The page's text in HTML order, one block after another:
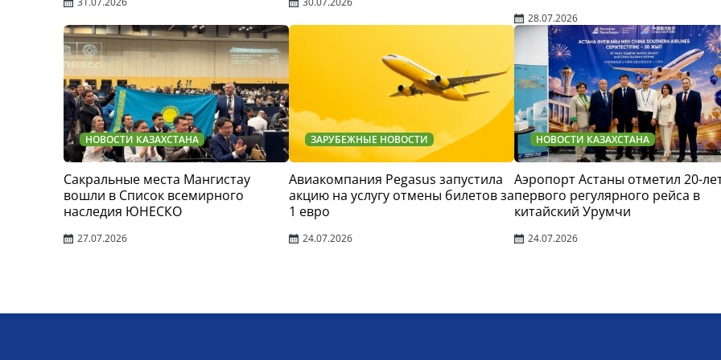
28.07.2026
НОВОСТИ КАЗАХСТАНА
Сакральные места Мангистау
вошли в Список всемирного
наследия ЮНЕСКО
27.07.2026
ЗАРУБЕЖНЫЕ НОВОСТИ
Авиакомпания Pegasus запустила
акцию на услугу отмены билетов за
1 евро
24.07.2026
НОВОСТИ КАЗАХСТАНА
Аэропорт Астаны отметил 20-
первого регулярного рейса в
китайский Урумчи
24.07.2026